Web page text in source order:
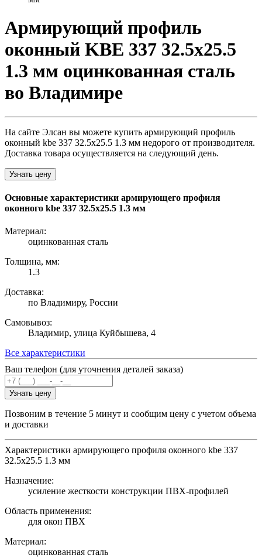
Армирующий профиль
оконный KBE 337 32.5х25.5
1.3 мм оцинкованная сталь
во Владимире
На сайте Элсан вы можете купить армирующий профиль
оконный kbe 337 32.5х25.5 1.3 мм недорого от производителя.
Доставка товара осуществляется на следующий день.
Узнать цену
Основные характеристики армирующего профиля
оконного kbe 337 32.5х25.5 1.3 мм
Материал:
оцинкованная сталь
Толщина, мм:
1.3
Доставка:
по Владимиру, России
Самовывоз:
Владимир, улица Куйбышева, 4
Все характеристики
Ваш телефон (для уточнения деталей заказа)
Узнать цену
Позвоним в течение 5 минут и сообщим цену с учетом объема
и доставки
Характеристики армирующего профиля оконного kbe 337
32.5х25.5 1.3 мм
Назначение:
усиление жесткости конструкции ПВХ-профилей
Область применения:
для окон ПВХ
Материал:
оцинкованная сталь